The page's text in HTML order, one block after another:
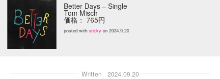
instagram
Better Days – Single
Tom Misch
価格： 765円
posted with sticky on 2024.9.20
Written 2024.09.20